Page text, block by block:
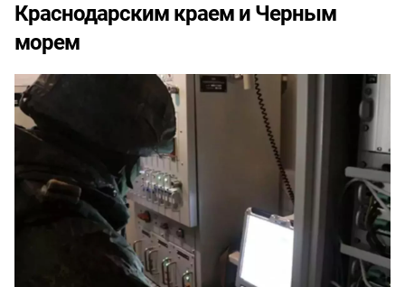
Краснодарским краем и Черным
морем